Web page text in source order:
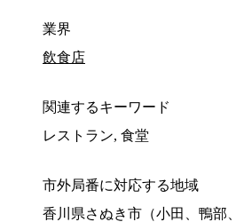
業界
飲食店
関連するキーワード
レストラン, 食堂
市外局番に対応する地域
香川県さぬき市（小田、鴨部